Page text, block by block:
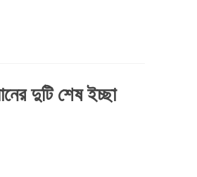
দুটি শেষ ইচ্ছা